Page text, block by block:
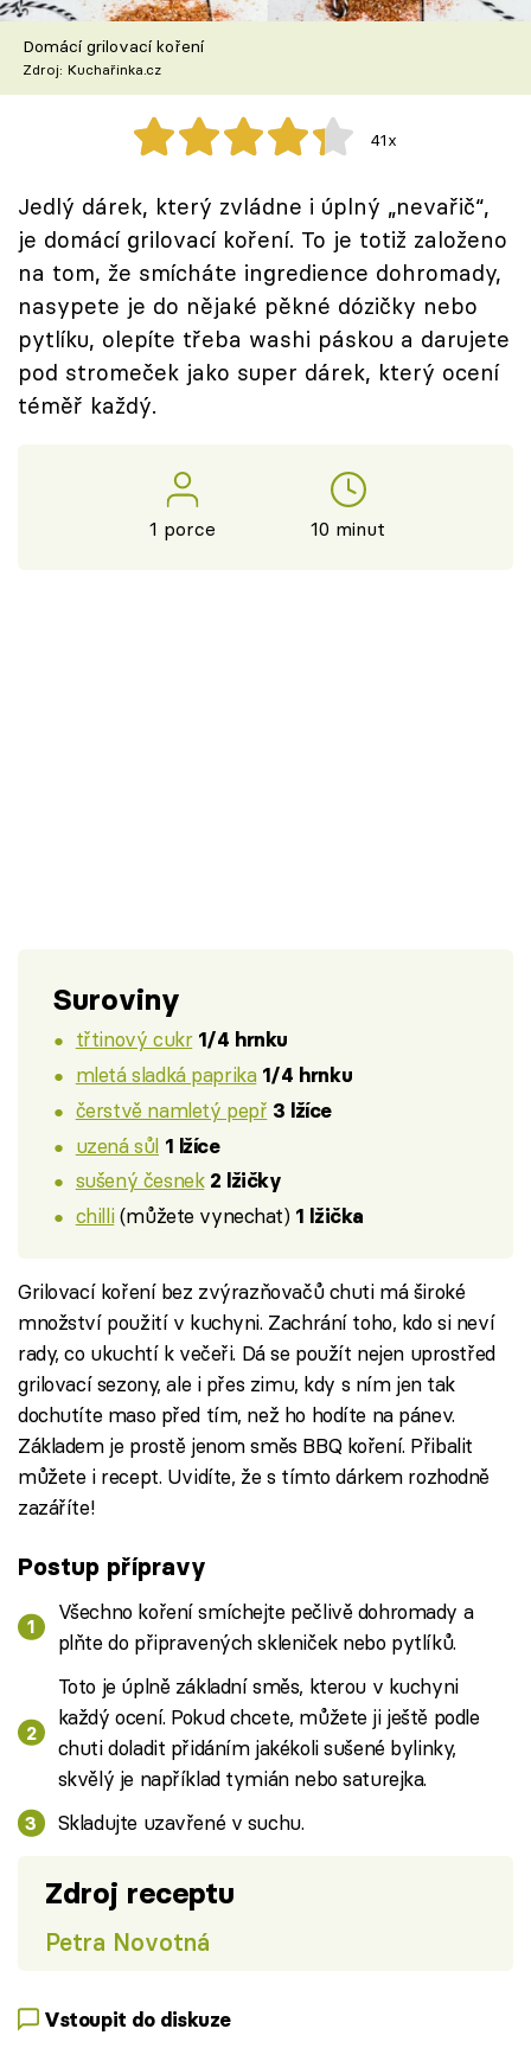
Škola vaření
Recepty z TV
Speciál: Cuketa
Těhotnej kuchař
Sledujte prima+
Přihlášení
Sledujte nás
Domácí grilovací koření
Zdroj: Kuchařinka.cz
41x
Jedlý dárek, který zvládne i úplný „nevařič“,
je domácí grilovací koření. To je totiž založeno
na tom, že smícháte ingredience dohromady,
nasypete je do nějaké pěkné dózičky nebo
pytlíku, olepíte třeba washi páskou a darujete
pod stromeček jako super dárek, který ocení
téměř každý.
1 porce 10 minut
Suroviny
třtinový cukr 1/4 hrnku
mletá sladká paprika 1/4 hrnku
čerstvě namletý pepř 3 lžíce
uzená sůl 1 lžíce
sušený česnek 2 lžičky
chilli(můžete vynechat) 1 lžička
Grilovací koření bez zvýrazňovačů chuti má široké
množství použití v kuchyni. Zachrání toho, kdo si neví
rady, co ukuchtí k večeři. Dá se použít nejen uprostřed
grilovací sezony, ale i přes zimu, kdy s ním jen tak
dochutíte maso před tím, než ho hodíte na pánev.
Základem je prostě jenom směs BBQ koření. Přibalit
můžete i recept. Uvidíte, že s tímto dárkem rozhodně
zazáříte!
Postup přípravy
Všechno koření smíchejte pečlivě dohromady a
plňte do připravených skleniček nebo pytlíků.
Toto je úplně základní směs, kterou v kuchyni
každý ocení. Pokud chcete, můžete ji ještě podle
chuti doladit přidáním jakékoli sušené bylinky,
skvělý je například tymián nebo saturejka.
Skladujte uzavřené v suchu.
Zdroj receptu
Petra Novotná
Vstoupit do diskuze